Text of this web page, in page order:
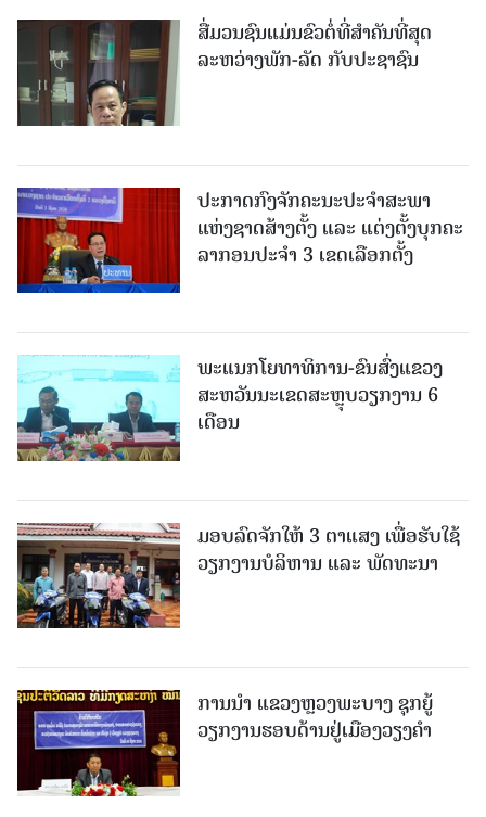
ສື່ມວນຊົນແມ່ນຂົວຕໍ່ທີ່ສໍາຄັນທີ່ສຸດ
ລະຫວ່າງພັກ-ລັດ ກັບປະຊາຊົນ
ປະກາດກົງຈັກຄະນະປະຈໍາສະພາ
ແຫ່ງຊາດສ້າງຕັ້ງ ແລະ ແຕ່ງຕັ້ງບຸກຄະ
ລາກອນປະຈໍາ 3 ເຂດເລືອກຕັ້ງ
ພະແນກໂຍທາທິການ-ຂົນສົ່ງແຂວງ
ສະຫວັນນະເຂດສະຫຼຸບວຽກງານ 6
ເດືອນ
ມອບລົດຈັກໃຫ້ 3 ຕາແສງ ເພື່ອຮັບໃຊ້
ວຽກງານບໍລິຫານ ແລະ ພັດທະນາ
ການນຳ ແຂວງຫຼວງພະບາງ ຊຸກຍູ້
ວຽກງານຮອບດ້ານຢູ່ເມືອງວຽງຄໍາ